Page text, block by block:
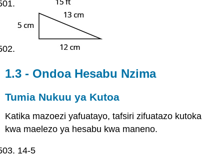
1.3 - Ondoa Hesabu Nzima
Tumia Nukuu ya Kutoa
Katika mazoezi yafuatayo, tafsiri zifuatazo kutoka
kwa maelezo ya hesabu kwa maneno.
14-5